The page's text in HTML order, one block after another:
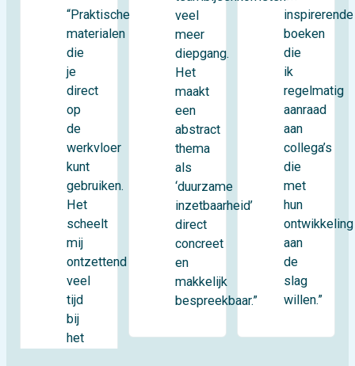
“Praktische
materialen
die
je
direct
op
de
werkvloer
kunt
gebruiken.
Het
scheelt
mij
ontzettend
veel
tijd
bij
het
veel
meer
diepgang.
Het
maakt
een
abstract
thema
als
‘duurzame
inzetbaarheid’
direct
concreet
en
makkelijk
bespreekbaar.”
inspirerende
boeken
die
ik
regelmatig
aanraad
aan
collega’s
die
met
hun
ontwikkeling
aan
de
slag
willen.”